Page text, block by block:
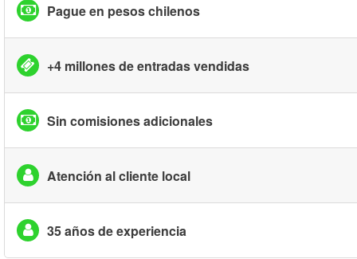
Pague en pesos chilenos
+4 millones de entradas vendidas
Sin comisiones adicionales
Atención al cliente local
35 años de experiencia